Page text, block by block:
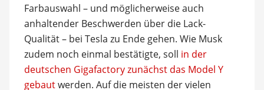
Farbauswahl – und möglicherweise auch
anhaltender Beschwerden über die Lack-
Qualität – bei Tesla zu Ende gehen. Wie Musk
zudem noch einmal bestätigte, soll in der
deutschen Gigafactory zunächst das Model Y
gebautwerden. Auf die meisten der vielen